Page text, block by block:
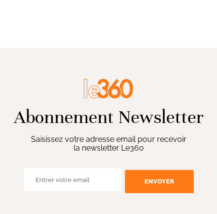
Abonnement Newsletter
Saisissez votre adresse email pour recevoir
la newsletter Le360
ENVOYER